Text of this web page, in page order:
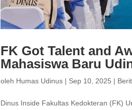
FK Got Talent and
Mahasiswa Baru
oleh Humas Udinus | Sep 10, 2025 |
Dinus Inside Fakultas Kedokteran (FK)